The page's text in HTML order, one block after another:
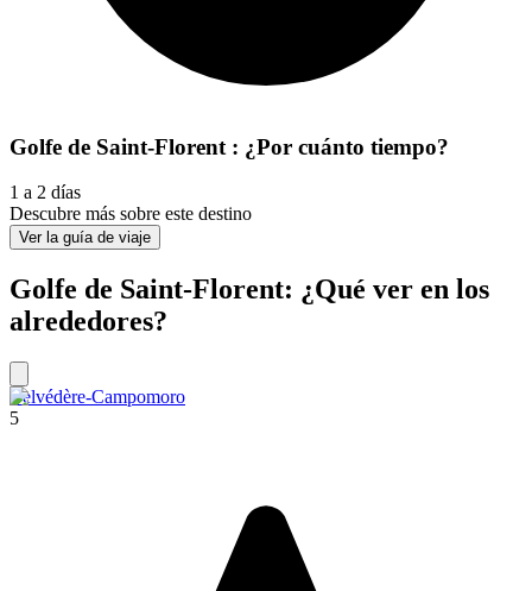
Golfe de Saint-Florent : ¿Por cuánto tiempo?
1 a 2 días
Descubre más sobre este destino
Ver la guía de viaje
Golfe de Saint-Florent: ¿Qué ver en los
alrededores?
Belvédère-Campomoro
5